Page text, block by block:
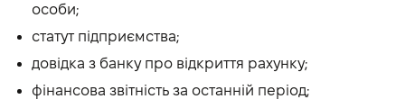
особи;
статут підприємства;
довідка з банку про відкриття рахунку;
фінансова звітність за останній період;